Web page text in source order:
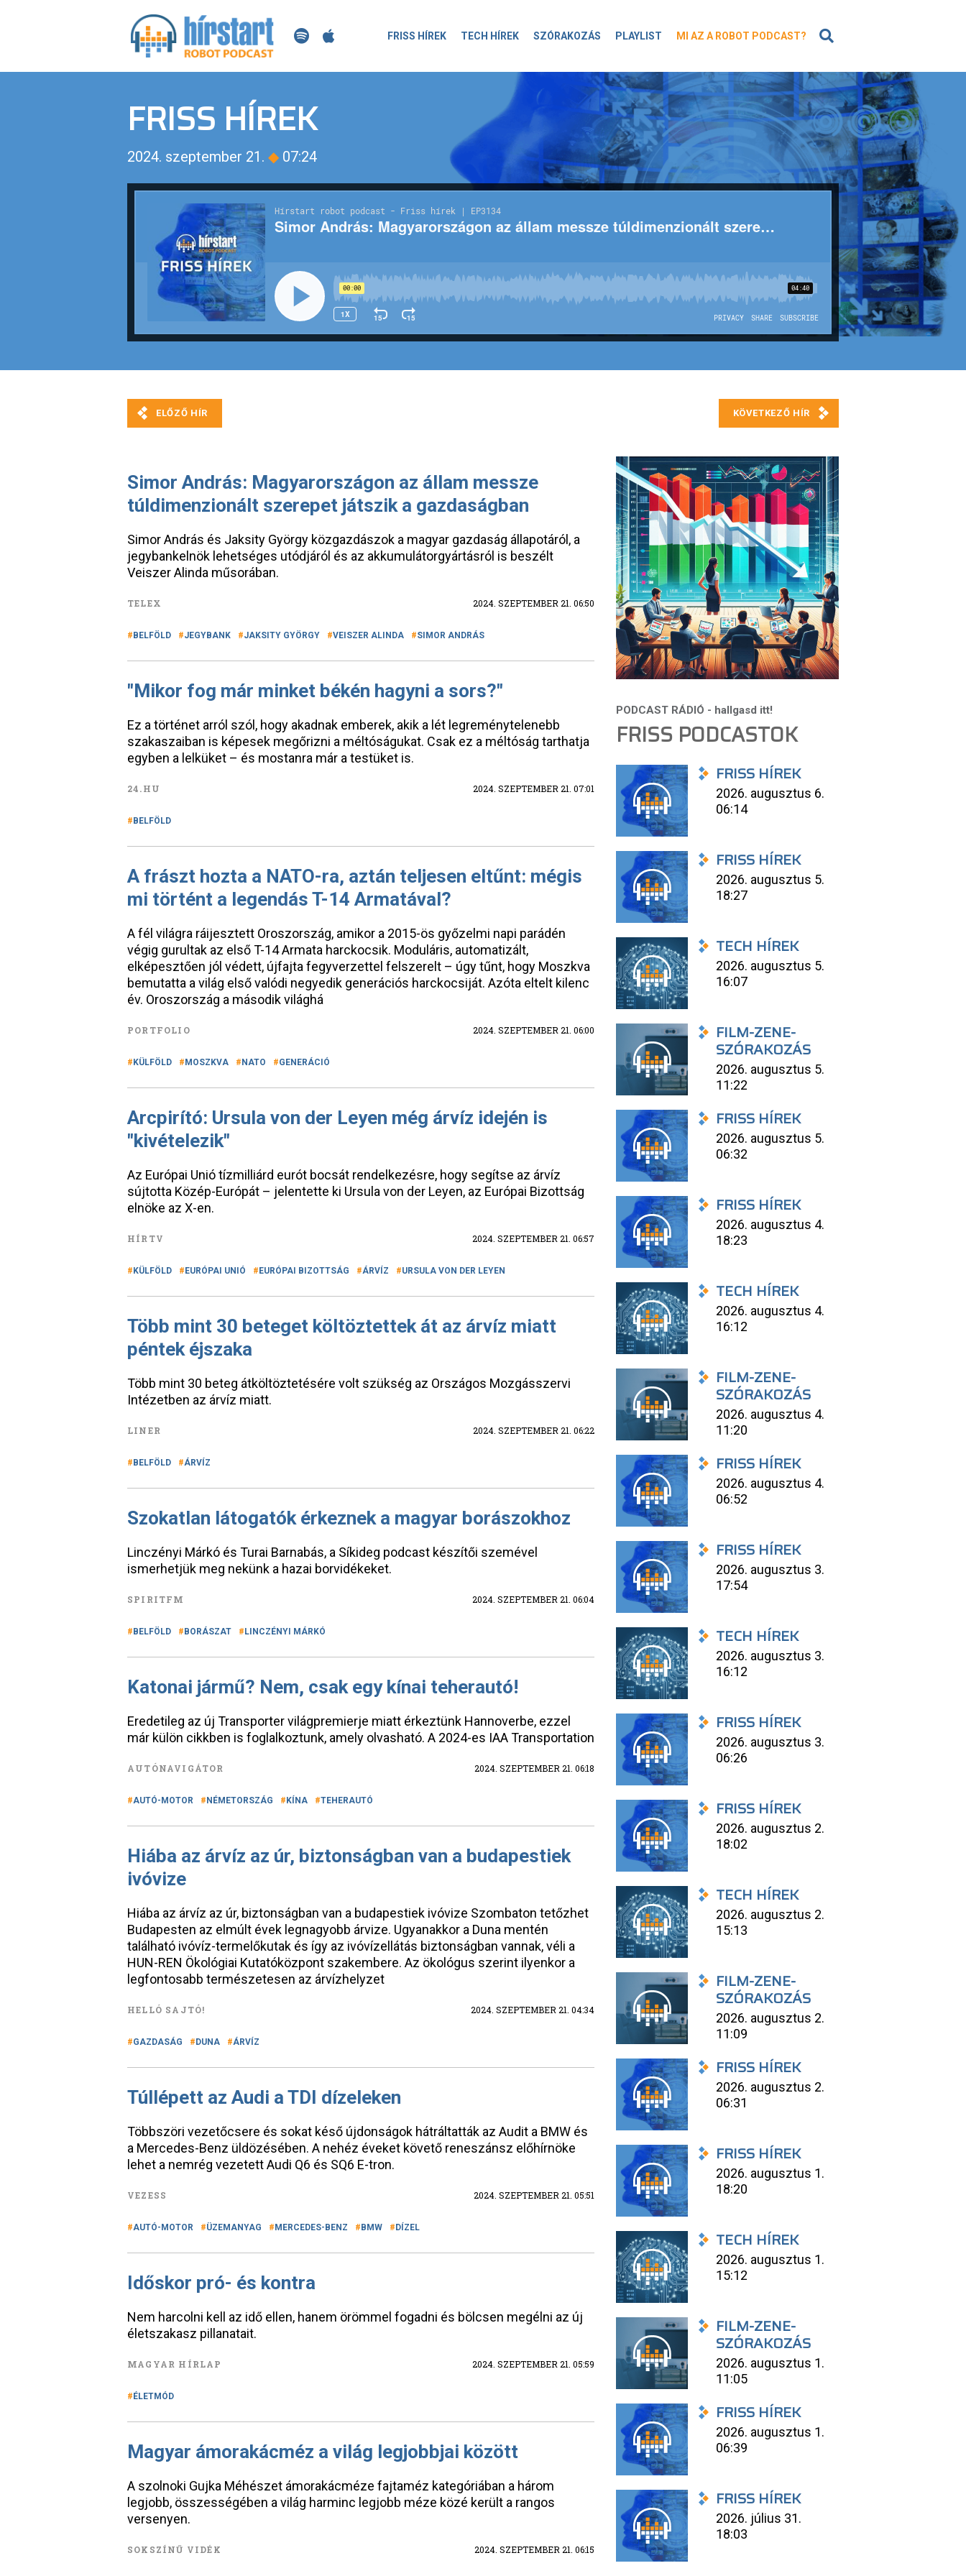
FRISS HÍREK TECH HÍREK SZÓRAKOZÁS PLAYLIST MI AZ A ROBOT PODCAST?
FRISS HÍREK
2024. szeptember 21. ◆ 07:24
Simor András: Magyarországon az állam messze
túldimenzionált szerepet játszik a gazdaságban
Simor András és Jaksity György közgazdászok a magyar gazdaság állapotáról, a
jegybankelnök lehetséges utódjáról és az akkumulátorgyártásról is beszélt
Veiszer Alinda műsorában.
TELEX 2024. SZEPTEMBER 21. 06:50
BELFÖLD JEGYBANK JAKSITY GYÖRGY VEISZER ALINDA SIMOR ANDRÁS
"Mikor fog már minket békén hagyni a sors?"
Ez a történet arról szól, hogy akadnak emberek, akik a lét legreménytelenebb
szakaszaiban is képesek megőrizni a méltóságukat. Csak ez a méltóság tarthatja
egyben a lelküket – és mostanra már a testüket is.
24.HU 2024. SZEPTEMBER 21. 07:01
BELFÖLD
A frászt hozta a NATO-ra, aztán teljesen eltűnt: mégis
mi történt a legendás T-14 Armatával?
A fél világra ráijesztett Oroszország, amikor a 2015-ös győzelmi napi parádén
végig gurultak az első T-14 Armata harckocsik. Moduláris, automatizált,
elképesztően jól védett, újfajta fegyverzettel felszerelt – úgy tűnt, hogy Moszkva
bemutatta a világ első valódi negyedik generációs harckocsiját. Azóta eltelt kilenc
év. Oroszország a második világhá
PORTFOLIO 2024. SZEPTEMBER 21. 06:00
KÜLFÖLD MOSZKVA NATO GENERÁCIÓ
Arcpirító: Ursula von der Leyen még árvíz idején is
"kivételezik"
Az Európai Unió tízmilliárd eurót bocsát rendelkezésre, hogy segítse az árvíz
sújtotta Közép-Európát – jelentette ki Ursula von der Leyen, az Európai Bizottság
elnöke az X-en.
HÍRTV 2024. SZEPTEMBER 21. 06:57
KÜLFÖLD EURÓPAI UNIÓ EURÓPAI BIZOTTSÁG ÁRVÍZ URSULA VON DER LEYEN
Több mint 30 beteget költöztettek át az árvíz miatt
péntek éjszaka
Több mint 30 beteg átköltöztetésére volt szükség az Országos Mozgásszervi
Intézetben az árvíz miatt.
LINER 2024. SZEPTEMBER 21. 06:22
BELFÖLD ÁRVÍZ
Szokatlan látogatók érkeznek a magyar borászokhoz
Linczényi Márkó és Turai Barnabás, a Síkideg podcast készítői szemével
ismerhetjük meg nekünk a hazai borvidékeket.
SPIRITFM 2024. SZEPTEMBER 21. 06:04
BELFÖLD BORÁSZAT LINCZÉNYI MÁRKÓ
Katonai jármű? Nem, csak egy kínai teherautó!
Eredetileg az új Transporter világpremierje miatt érkeztünk Hannoverbe, ezzel
már külön cikkben is foglalkoztunk, amely olvasható. A 2024-es IAA Transportation
AUTÓNAVIGÁTOR 2024. SZEPTEMBER 21. 06:18
AUTÓ-MOTOR NÉMETORSZÁG KÍNA TEHERAUTÓ
Hiába az árvíz az úr, biztonságban van a budapestiek
ivóvize
Hiába az árvíz az úr, biztonságban van a budapestiek ivóvize Szombaton tetőzhet
Budapesten az elmúlt évek legnagyobb árvize. Ugyanakkor a Duna mentén
található ivóvíz-termelőkutak és így az ivóvízellátás biztonságban vannak, véli a
HUN-REN Ökológiai Kutatóközpont szakembere. Az ökológus szerint ilyenkor a
legfontosabb természetesen az árvízhelyzet
HELLÓ SAJTÓ! 2024. SZEPTEMBER 21. 04:34
GAZDASÁG DUNA ÁRVÍZ
Túllépett az Audi a TDI dízeleken
Többszöri vezetőcsere és sokat késő újdonságok hátráltatták az Audit a BMW és
a Mercedes-Benz üldözésében. A nehéz éveket követő reneszánsz előhírnöke
lehet a nemrég vezetett Audi Q6 és SQ6 E-tron.
VEZESS 2024. SZEPTEMBER 21. 05:51
AUTÓ-MOTOR ÜZEMANYAG MERCEDES-BENZ BMW DÍZEL
Időskor pró- és kontra
Nem harcolni kell az idő ellen, hanem örömmel fogadni és bölcsen megélni az új
életszakasz pillanatait.
MAGYAR HÍRLAP 2024. SZEPTEMBER 21. 05:59
ÉLETMÓD
Magyar ámorakácméz a világ legjobbjai között
A szolnoki Gujka Méhészet ámorakácméze fajtaméz kategóriában a három
legjobb, összességében a világ harminc legjobb méze közé került a rangos
versenyen.
SOKSZÍNŰ VIDÉK 2024. SZEPTEMBER 21. 06:15
FRISS PODCASTOK
FRISS HÍREK
2026. augusztus 6.
06:14
FRISS HÍREK
2026. augusztus 5.
18:27
TECH HÍREK
2026. augusztus 5.
16:07
FILM-ZENE-
SZÓRAKOZÁS
2026. augusztus 5.
11:22
FRISS HÍREK
2026. augusztus 5.
06:32
FRISS HÍREK
2026. augusztus 4.
18:23
TECH HÍREK
2026. augusztus 4.
16:12
FILM-ZENE-
SZÓRAKOZÁS
2026. augusztus 4.
11:20
FRISS HÍREK
2026. augusztus 4.
06:52
FRISS HÍREK
2026. augusztus 3.
17:54
TECH HÍREK
2026. augusztus 3.
16:12
FRISS HÍREK
2026. augusztus 3.
06:26
FRISS HÍREK
2026. augusztus 2.
18:02
TECH HÍREK
2026. augusztus 2.
15:13
FILM-ZENE-
SZÓRAKOZÁS
2026. augusztus 2.
11:09
FRISS HÍREK
2026. augusztus 2.
06:31
FRISS HÍREK
2026. augusztus 1.
18:20
TECH HÍREK
2026. augusztus 1.
15:12
FILM-ZENE-
SZÓRAKOZÁS
2026. augusztus 1.
11:05
FRISS HÍREK
2026. augusztus 1.
06:39
FRISS HÍREK
2026. július 31.
18:03